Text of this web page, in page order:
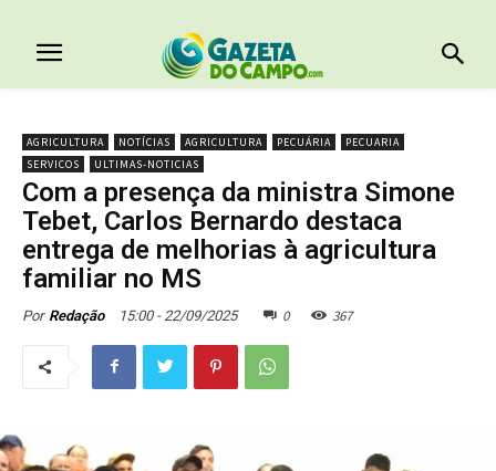
AGRICULTURA NOTÍCIAS AGRICULTURA PECUÁRIA
PECUARIA
SERVICOS
ULTIMAS-NOTICIAS
Com a presença da ministra Simone
Tebet, Carlos Bernardo destaca
entrega de melhorias à agricultura
familiar no MS
Por Redação 15:00 - 22/09/2025 0 367